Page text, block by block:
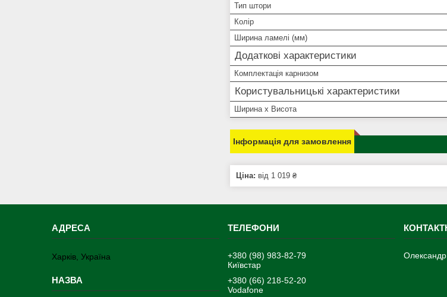
Тип штори
Колір
Ширина ламелі (мм)
Додаткові характеристики
Комплектація карнизом
Користувальницькі характеристики
Ширина х Висота
Інформація для замовлення
Ціна: від 1 019 ₴
Харків, Україна
+380 (98) 983-82-79
Київстар
+380 (66) 218-52-20
Vodafone
Олександр